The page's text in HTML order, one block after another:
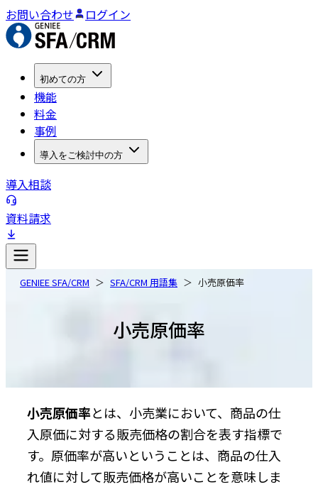
お問い合わせ ログイン
初めての方
機能
料金
事例
導入をご検討中の方
導入相談
資料請求
GENIEE SFA/CRM SFA/CRM 用語集 小売原価率
小売原価率
小売原価率とは、小売業において、商品の仕
入原価に対する販売価格の割合を表す指標で
す。原価率が高いということは、商品の仕入
れ値に対して販売価格が高いことを意味しま